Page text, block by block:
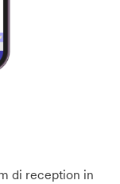
di reception in